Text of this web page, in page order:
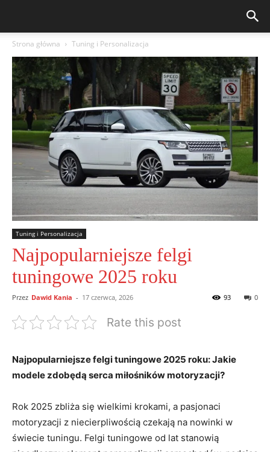
Strona główna Tuning i Personalizacja
Tuning i Personalizacja
Najpopularniejsze felgi
tuningowe 2025 roku
Przez Dawid Kania - 17 czerwca, 2026 0
93
Rate this post
Najpopularniejsze felgi tuningowe 2025 roku: Jakie
modele zdobędą serca miłośników motoryzacji?
Rok 2025 zbliża się wielkimi krokami, a pasjonaci
motoryzacji z niecierpliwością czekają na nowinki w
świecie tuningu. Felgi tuningowe od lat stanowią